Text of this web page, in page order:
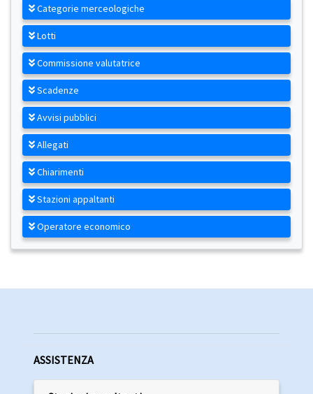
Categorie merceologiche
Lotti
Commissione valutatrice
Scadenze
Avvisi pubblici
Allegati
Chiarimenti
Stazioni appaltanti
Operatore economico
ASSISTENZA